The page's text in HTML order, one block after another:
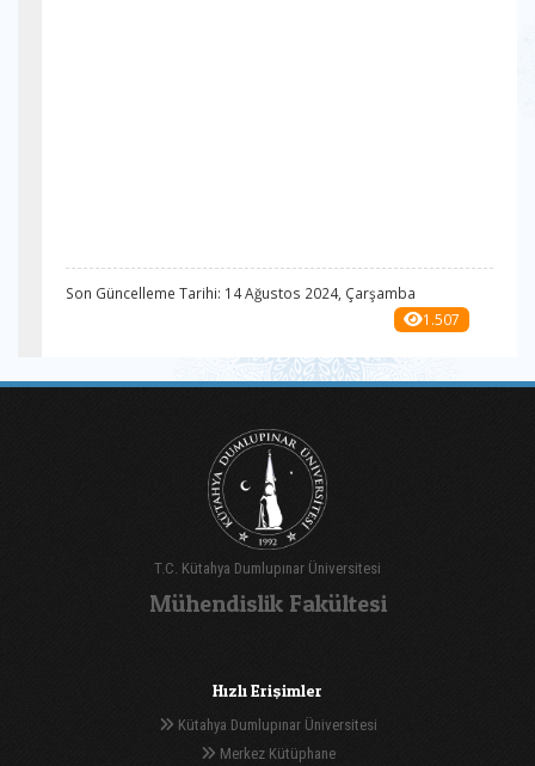
Son Güncelleme Tarihi: 14 Ağustos 2024, Çarşamba
1.507
T.C. Kütahya Dumlupınar Üniversitesi
Mühendislik Fakültesi
Hızlı Erişimler
Kütahya Dumlupınar Üniversitesi
Merkez Kütüphane